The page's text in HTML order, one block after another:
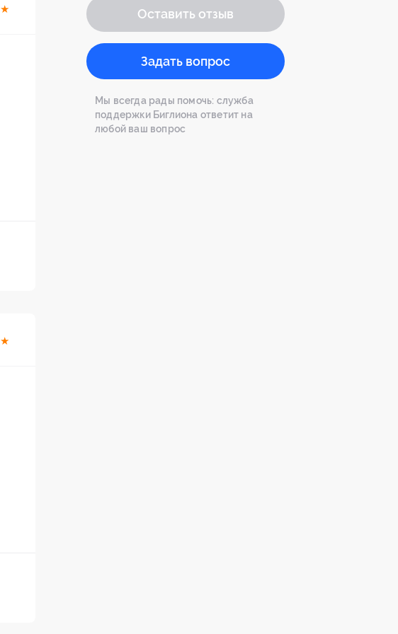
★
★
Оставить отзыв
Задать вопрос
Мы всегда рады помочь: служба
поддержки Биглиона ответит на
любой ваш вопрос